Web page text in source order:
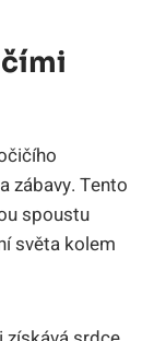
zábavy. Tento
spoustu
světa kolem